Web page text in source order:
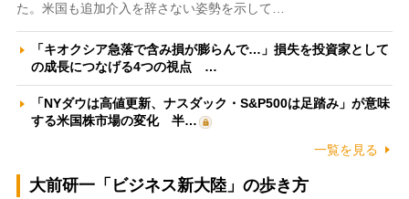
た。米国も追加介入を辞さない姿勢を示して…
「キオクシア急落で含み損が膨らんで…」損失を投資家として
の成長につなげる4つの視点 …
「NYダウは高値更新、ナスダック・S&P500は足踏み」が意味
する米国株市場の変化 半…
一覧を見る
大前研一「ビジネス新大陸」の歩き方